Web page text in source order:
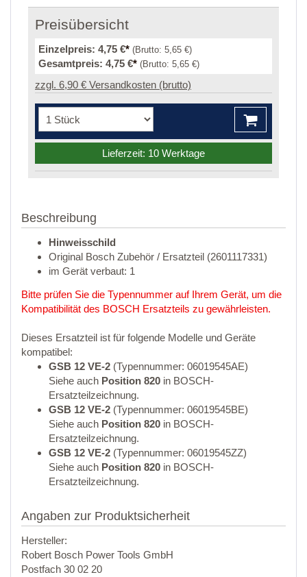
Preisübersicht
Einzelpreis: 4,75 €* (Brutto: 5,65 €)
Gesamtpreis: 4,75 €* (Brutto: 5,65 €)
zzgl. 6,90 € Versandkosten (brutto)
Lieferzeit: 10 Werktage
Beschreibung
Hinweisschild
Original Bosch Zubehör / Ersatzteil (2601117331)
im Gerät verbaut: 1
Bitte prüfen Sie die Typennummer auf Ihrem Gerät, um die
Kompatibilität des BOSCH Ersatzteils zu gewährleisten.
Dieses Ersatzteil ist für folgende Modelle und Geräte
kompatibel:
GSB 12 VE-2 (Typennummer: 06019545AE)
Siehe auch Position 820 in BOSCH-
Ersatzteilzeichnung.
GSB 12 VE-2 (Typennummer: 06019545BE)
Siehe auch Position 820 in BOSCH-
Ersatzteilzeichnung.
GSB 12 VE-2 (Typennummer: 06019545ZZ)
Siehe auch Position 820 in BOSCH-
Ersatzteilzeichnung.
Angaben zur Produktsicherheit
Hersteller:
Robert Bosch Power Tools GmbH
Postfach 30 02 20